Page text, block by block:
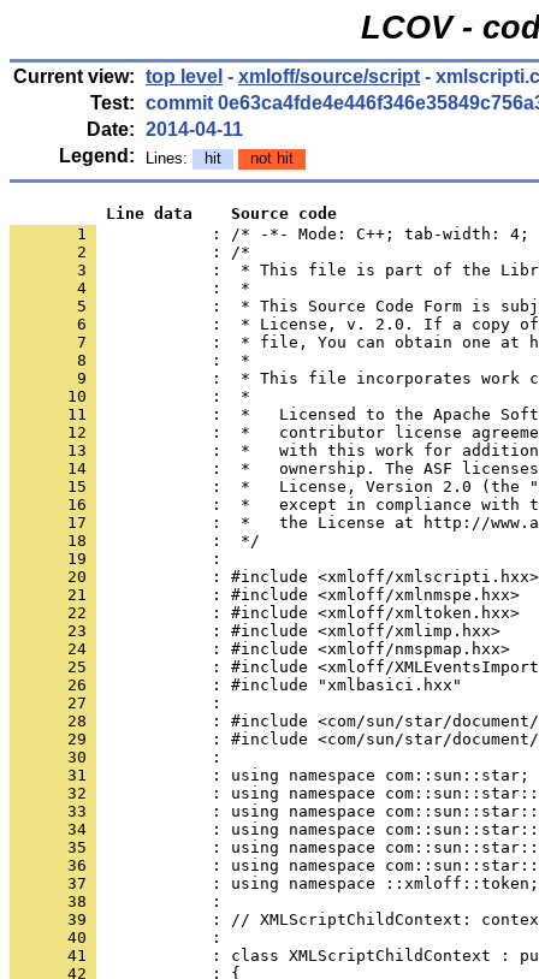
LCOV -
Current view: top level - xmloff/source/script -
Test: commit
Date: 2014-04-11
Legend:
Lines: hit not hit
          Line data    Source code
       1
: /* -*- Mode: C++; tab-width:
       2
       3
       4
       5
       6
       7
       8
       9
      10
      11
      12
      13
      14
      15
      16
      17
      18
      19
      20
      21
      22
      23
      24
      25
      26
      27
      28
      29
      30
      31
      32
      33
      34
      35
      36
      37
      38
      39
      40
      41
      42